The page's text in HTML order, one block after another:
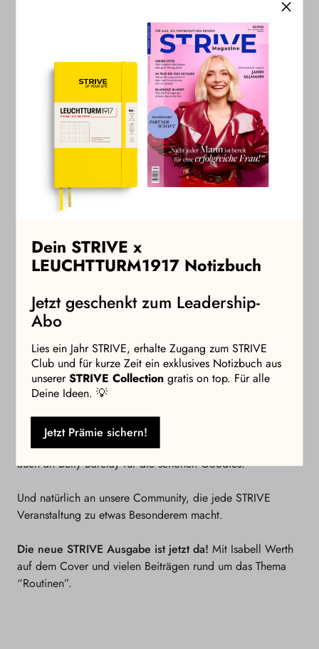
wichtig Räume für echten Austausch sind. Genau dafür
Danke für diesen besonderen Abend
Ein großes Dankeschön geht an unsere Partner Spotify und
Toffifee (Storck), die diesen Abend möglich gemacht und
ihn im wahrsten Sinne des Wortes versüßt haben. Danke
auch an Betty Barclay für die schönen Goodies!
Und natürlich an unsere Community, die jede STRIVE
Veranstaltung zu etwas Besonderem macht.
Die neue STRIVE Ausgabe ist jetzt da! Mit Isabell Werth
auf dem Cover und vielen Beiträgen rund um das Thema
“Routinen”.
v.l.n.r.: Juliane Sydow, Verena Schlüpmann, Kira Brück, Jessica
Brieger
Dein STRIVE x
LEUCHTTURM1917 Notizbuch
Jetzt geschenkt zum Leadership-
Abo
Lies ein Jahr STRIVE, erhalte Zugang zum STRIVE
Club und für kurze Zeit ein exklusives Notizbuch aus
unsererSTRIVE Collection gratis on top. Für alle
Deine Ideen. 💡
Jetzt Prämie sichern!